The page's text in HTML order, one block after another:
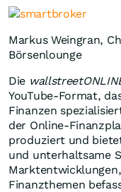
Markus Weingran,
Börsenlounge
Die
YouTube-Format,
Finanzen
der Online-
produziert und
und unterhaltsame
Finanzthemen